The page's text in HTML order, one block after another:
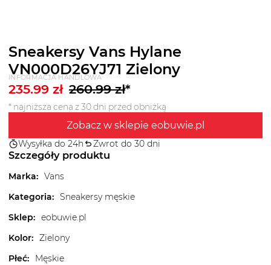
Sneakersy Vans Hylane
VN000D26YJ71 Zielony
INFORMACJA HANDLOWA
235.99 zł 260.99zł*
* najniższa cena z 30 dni przed obniżką
Zobacz w sklepie eobuwie.pl
Wysyłka do 24h Zwrot do 30 dni
Szczegóły produktu
Marka: Vans
Kategoria: Sneakersy męskie
Sklep: eobuwie.pl
Kolor: Zielony
Płeć:
Męskie